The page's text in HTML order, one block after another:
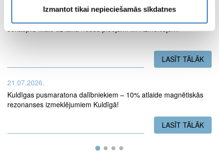
Izmantot tikai nepieciešamās sīkdatnes
Jēkabpils filiālē uz laiku nebūs pieejami MR izmeklējumi
LASĪT TĀLĀK
21.07.2026.
Kuldīgas pusmaratona dalībniekiem – 10% atlaide magnētiskās
rezonanses izmeklējumiem Kuldīgā!
LASĪT TĀLĀK